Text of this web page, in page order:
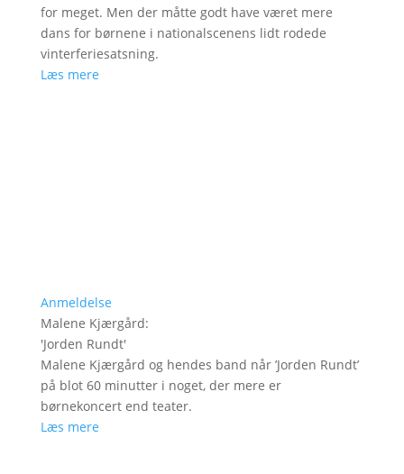
for meget. Men der måtte godt have været mere
dans for børnene i nationalscenens lidt rodede
vinterferiesatsning.
Læs mere
Anmeldelse
Malene Kjærgård:
'Jorden Rundt'
Malene Kjærgård og hendes band når ’Jorden Rundt’
på blot 60 minutter i noget, der mere er
børnekoncert end teater.
Læs mere